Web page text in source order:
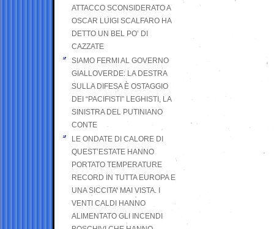
ATTACCO SCONSIDERATO A
OSCAR LUIGI SCALFARO HA
DETTO UN BEL PO’ DI
CAZZATE
SIAMO FERMI AL GOVERNO
GIALLOVERDE: LA DESTRA
SULLA DIFESA È OSTAGGIO
DEI “PACIFISTI” LEGHISTI, LA
SINISTRA DEL PUTINIANO
CONTE
LE ONDATE DI CALORE DI
QUEST’ESTATE HANNO
PORTATO TEMPERATURE
RECORD IN TUTTA EUROPA E
UNA SICCITA’ MAI VISTA. I
VENTI CALDI HANNO
ALIMENTATO GLI INCENDI